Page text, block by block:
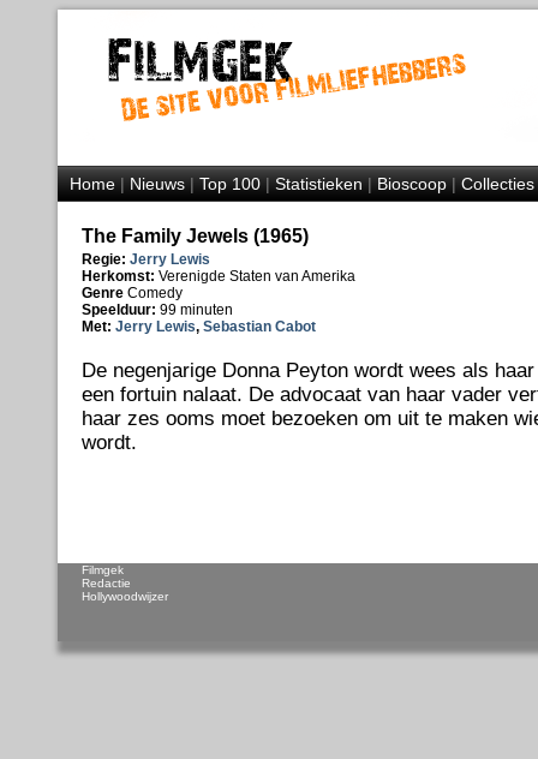
Home|Nieuws|Top 100|Statistieken|Bioscoop|Collecties
The Family Jewels (1965)
Regie: Jerry Lewis
Herkomst: Verenigde Staten van Amerika
Genre Comedy
Speelduur: 99 minuten
Met: Jerry Lewis, Sebastian Cabot
De negenjarige Donna Peyton wordt wees als
een fortuin nalaat. De advocaat van haar vader
haar zes ooms moet bezoeken om uit te maken
wordt.
Filmgek
Redactie
Hollywoodwijzer